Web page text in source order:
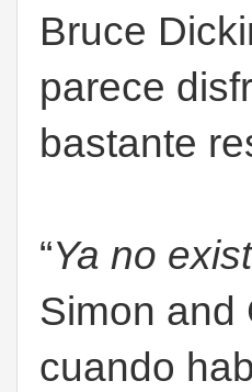
Bruce
parece
bastante
“Ya no
Simon and
cuando